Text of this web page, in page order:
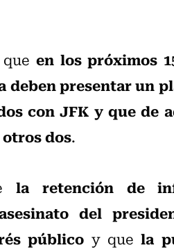
en los próximos
deben presentar un
con JFK y que de
dos.
la retención de
del
público y quela